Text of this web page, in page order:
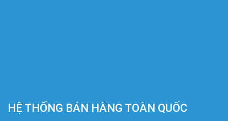
HỆ THỐNG BÁN HÀNG TOÀN QUỐC